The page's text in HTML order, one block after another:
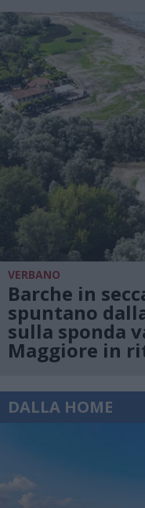
VERBANO
Barche in
spuntano
sulla sponda
Maggiore in
DALLA HOME